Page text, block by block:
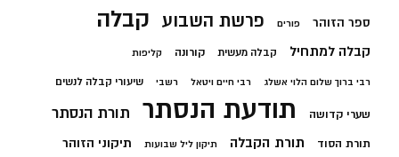
ספר הזוהר פורים פרשת השבוע קבלה
קבלה למתחיל קבלה מעשית קורונה קליפות
רבי ברוך שלום הלוי אשלג רבי חיים ויטאל רשבי שיעורי קבלה לנשים
שערי קדושה תודעת הנסתר תורת הנסתר
תורת הסוד תורת הקבלה תיקון ליל שבועות תיקוני הזוהר